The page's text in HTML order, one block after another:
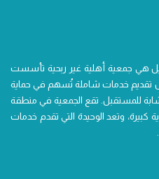
هي جمعية أهلية غير ربحية تأسست
تقديم خدمات شاملة تُسهم في حماية
للمستقبل. تقع الجمعية في منطقة
كبيرة، وتعد الوحيدة التي تقدم خدمات